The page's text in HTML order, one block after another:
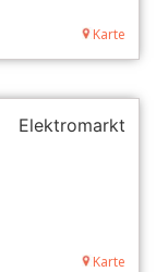
Karte
Elektromarkt
Karte